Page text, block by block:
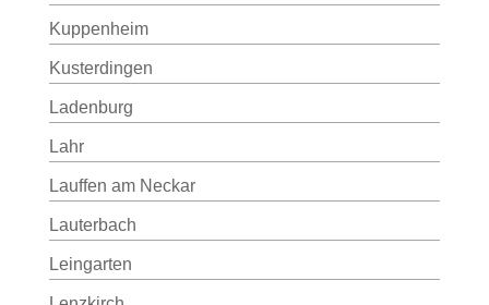
Kuppenheim
Kusterdingen
Ladenburg
Lahr
Lauffen am Neckar
Lauterbach
Leingarten